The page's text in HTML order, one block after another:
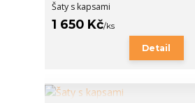
Šaty s kapsami
1 650 Kč/ks
Detail